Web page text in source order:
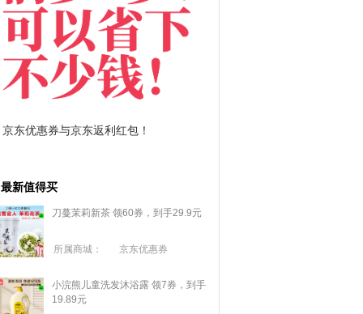
京东优惠券与京东返利红包！
最新值得买
刀蔓茉莉新茶 领60券，到手29.9元
所属商城： 京东优惠券
小浣熊儿童洗发沐浴露 领7券，到手
19.89元